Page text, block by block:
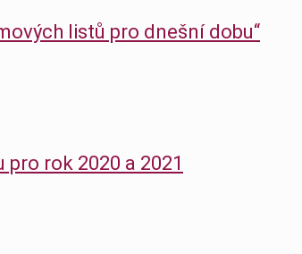
listů pro dnešní dobu“
rok 2020 a 2021